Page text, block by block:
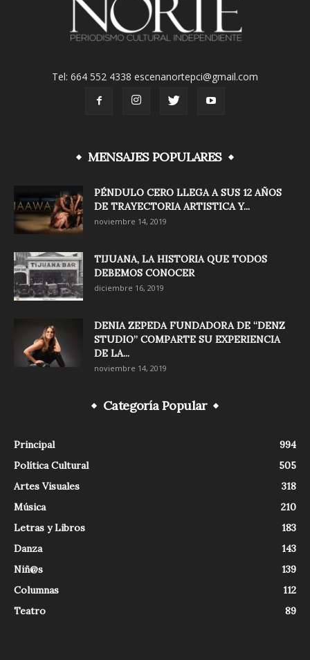
Tel: 664 552 4338 escenanortepci@gmail.com
MENSAJES POPULARES
PÉNDULO CERO LLEGA A SUS 12 AÑOS
DE TRAYECTORIA ARTISTICA Y...
noviembre 14, 2019
TIJUANA, LA HISTORIA QUE TODOS
DEBEMOS CONOCER
diciembre 16, 2019
DENIA ZEPEDA FUNDADORA DE “DENZ
STUDIO” COMPARTE SU EXPERIENCIA
DE LA...
noviembre 14, 2019
Categoría Popular
Principal
994
Política Cultural
505
Artes Visuales
318
Música
210
Letras y Libros
183
Danza
143
Niñ@s
139
Columnas
112
Teatro
89